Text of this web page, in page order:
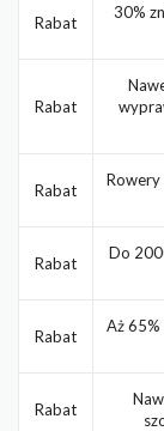
Rabat
30%
Rabat
Rabat
Rowery
Rabat
Do
Rabat
Aż
Rabat